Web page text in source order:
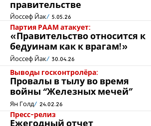
правительстве
Йоссеф Йак 5.05.26
Партия РААМ атакует:
«Правительство относится к
бедуинам как к врагам!»
Йоссеф Йак 30.04.26
Выводы госконтролёра:
Провалы в тылу во время
войны “Железных мечей"
Ян Голд 24.02.26
Пресс-релиз
Ежегодный отчет